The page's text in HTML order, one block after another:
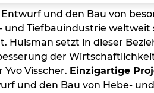
und den Bau von
Tiefbauindustrie
Huisman setzt in dieser
der
Visscher. Einzigartige
und den Bau von Hebe-